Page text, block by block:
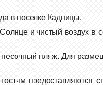
в поселке Кадницы.
и чистый воздух в
пляж. Для
предоставляются